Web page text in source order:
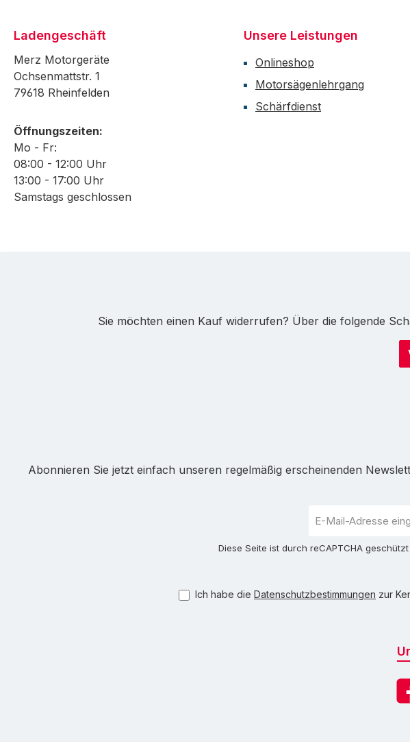
Ladengeschäft
Merz Motorgeräte
Ochsenmattstr. 1
79618 Rheinfelden
Öffnungszeiten:
Mo - Fr:
08:00 - 12:00 Uhr
13:00 - 17:00 Uhr
Samstags geschlossen
Unsere Leistungen
Onlineshop
Motorsägenlehrgang
Schärfdienst
Sie möchten einen Kauf widerrufen? Über die folgende
Abonnieren Sie jetzt einfach unseren regelmäßig erscheinenden
Mail-
Diese Seite ist durch reCAPTCHA
Ich habe die Datenschutzbestimmungen zur